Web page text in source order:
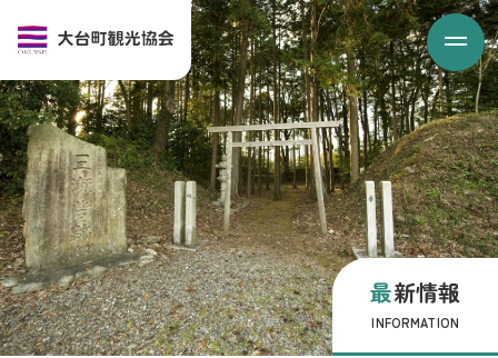
最新情報
INFORMATION